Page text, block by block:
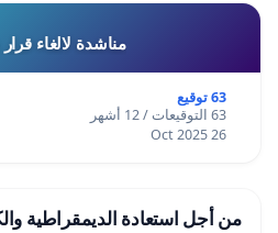
مناشدة لالغاء
63 توقيع
63 التوقيعات / 12 أشهر
26 Oct 2025
من أجل استعادة الديمقراطية